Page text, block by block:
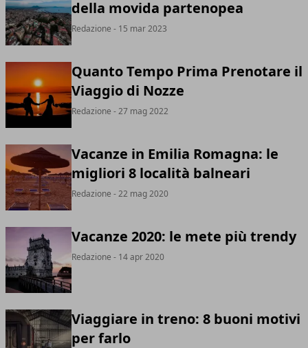
della movida partenopea
Redazione - 15 mar 2023
Quanto Tempo Prima Prenotare il
Viaggio di Nozze
Redazione - 27 mag 2022
Vacanze in Emilia Romagna: le
migliori 8 località balneari
Redazione - 22 mag 2020
Vacanze 2020: le mete più trendy
Redazione - 14 apr 2020
Viaggiare in treno: 8 buoni motivi
per farlo